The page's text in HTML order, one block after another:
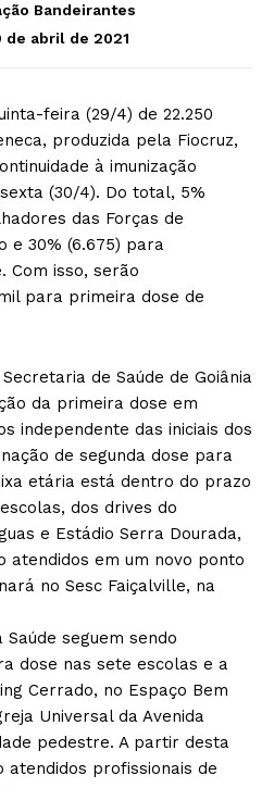
Bandeirantes
de abril de 2021
feira (29/4) de 22.250
produzida pela Fiocruz,
à imunização
(30/4). Do total, 5%
das Forças de
e 30% (6.675) para
Com isso, serão
para primeira dose de
de Saúde de Goiânia
da primeira dose em
independente das iniciais dos
de segunda dose para
etária está dentro do prazo
dos drives do
e Estádio Serra Dourada,
atendidos em um novo ponto
no Sesc Faiçalville, na
seguem sendo
dose nas sete escolas e a
Cerrado, no Espaço Bem
Universal da Avenida
pedestre. A partir desta
profissionais de